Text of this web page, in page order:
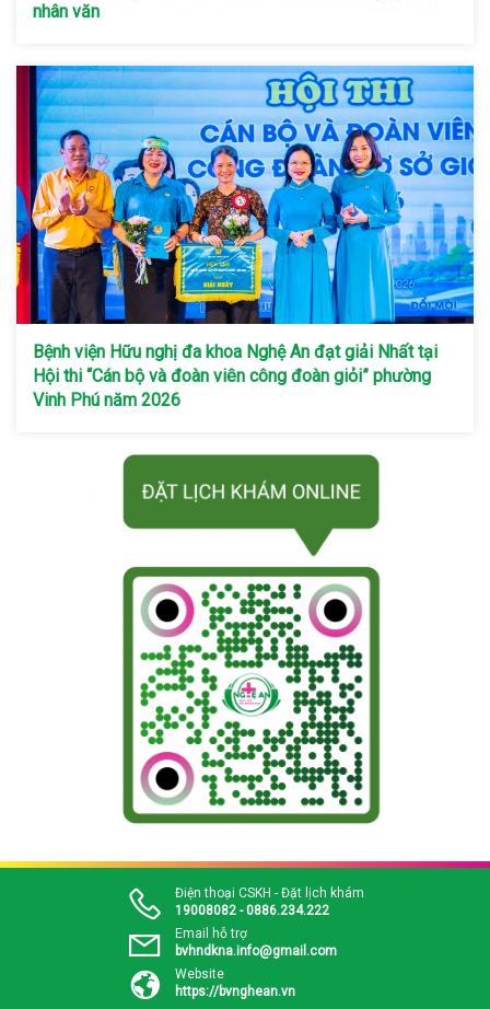
nhân văn
Bệnh viện Hữu nghị đa khoa Nghệ An đạt giải Nhất tại
Hội thi “Cán bộ và đoàn viên công đoàn giỏi” phường
Vinh Phú năm 2026
Điện thoại CSKH - Đặt lịch khám
19008082 - 0886.234.222
Email hỗ trợ
bvhndkna.info@gmail.com
Website
https://bvnghean.vn